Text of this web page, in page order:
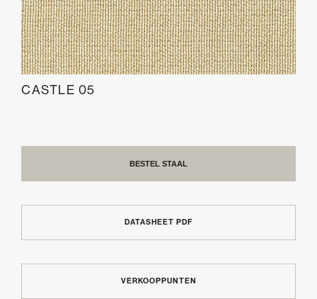
CASTLE 05
BESTEL STAAL
DATASHEET PDF
VERKOOPPUNTEN